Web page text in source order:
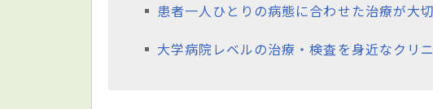
患者一人ひとりの病態に合わせた治療が大切
大学病院レベルの治療・検査を身近なクリ